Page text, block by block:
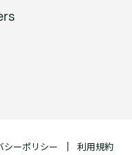
シーポリシー 利用規約